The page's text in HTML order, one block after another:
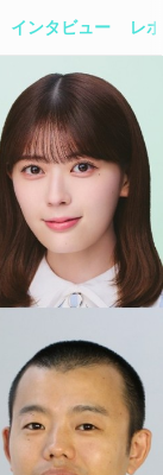
インタビュー レ